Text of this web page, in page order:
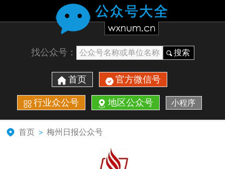
找公众号： 搜索
首页 官方微信号
行业众公号 地区公众号 小程序
首页 > 梅州日报公众号